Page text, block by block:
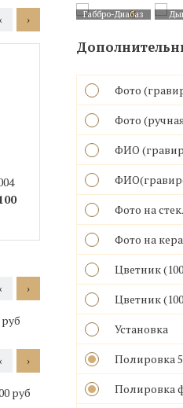
Ваза 005
от 6 000
от
₽
‹ ›
руб 11 000 руб
‹ ›
руб от 45 000 руб от 45
‹ ›
Габбро-Диабаз
Фото
Фото
ФИО
Фото на
Фото на
Цветник
Цветник
Установка
Полировка
Полировка